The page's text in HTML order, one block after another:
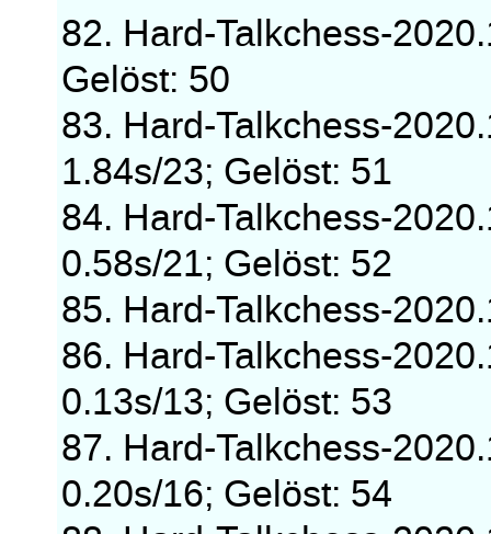
82. Hard-Talkchess-
Gelöst: 50
83. Hard-Talkchess-
1.84s/23; Gelöst: 51
84. Hard-Talkchess-
0.58s/21; Gelöst: 52
85. Hard-Talkchess-
86. Hard-Talkchess-
0.13s/13; Gelöst: 53
87. Hard-Talkchess-
0.20s/16; Gelöst: 54